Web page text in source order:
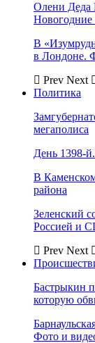
Олени Деда
Новогодние
В
в Лондоне.
Prev Next
Политика
мегаполиса
День 1398-
В
района
Зеленский
Россией и
Prev Next
Бастрыкин
которую
Фото и